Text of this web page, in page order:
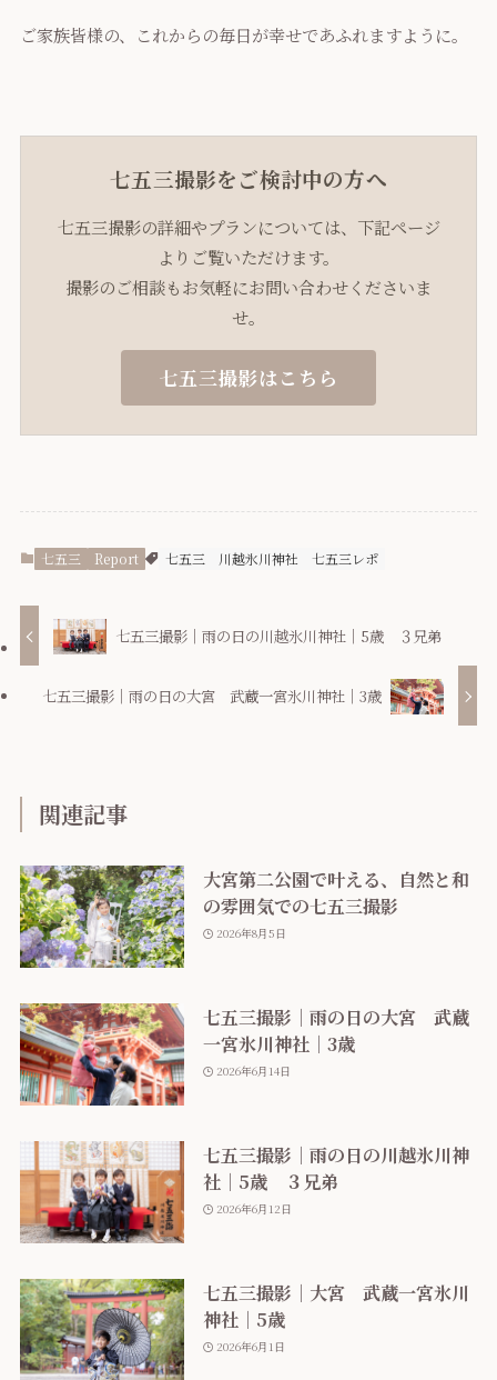
ご家族皆様の、これからの毎日が幸せであふれますように。
七五三撮影をご検討中の方へ
七五三撮影の詳細やプランについては、下記ページ
よりご覧いただけます。
撮影のご相談もお気軽にお問い合わせくださいま
せ。
七五三撮影はこちら
七五三 Report 七五三 川越氷川神社 七五三レポ
七五三撮影｜雨の日の川越氷川神社｜5歳 ３兄弟
七五三撮影｜雨の日の大宮 武蔵一宮氷川神社｜3歳
関連記事
大宮第二公園で叶える、自然と和
の雰囲気での七五三撮影
2026年8月5日
七五三撮影｜雨の日の大宮 武蔵
一宮氷川神社｜3歳
2026年6月14日
七五三撮影｜雨の日の川越氷川神
社｜5歳 ３兄弟
2026年6月12日
七五三撮影｜大宮 武蔵一宮氷川
神社｜5歳
2026年6月1日